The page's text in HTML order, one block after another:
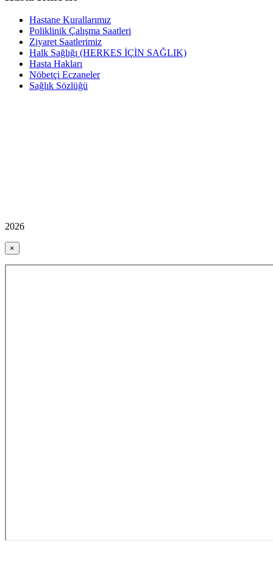
Hastane Kurallarımız
Poliklinik Çalışma Saatleri
Ziyaret Saatlerimiz
Halk Sağlığı (HERKES İÇİN SAĞLIK)
Hasta Hakları
Nöbetçi Eczaneler
Sağlık Sözlüğü
2026
×